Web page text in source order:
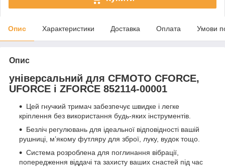
Опис Характеристики Доставка Оплата Умови
Опис
універсальний для CFMOTO CFORCE,
UFORCE і ZFORCE 852114-00001
Цей гнучкий тримач забезпечує швидке і легке
кріплення без використання будь-яких інструментів.
Безліч регулювань для ідеальної відповідності вашій
рушниці, м’якому футляру для зброї, луку, вудок тощо.
Система розроблена для поглинання вібрації,
попередження віддачі та захисту ваших снастей під час